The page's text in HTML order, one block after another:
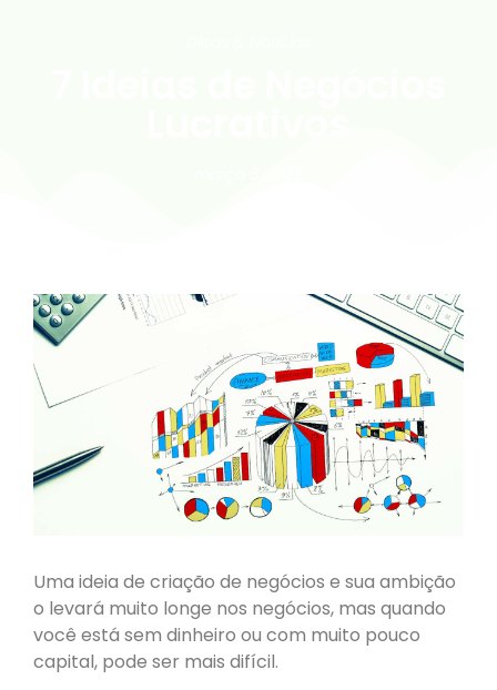
Uma ideia de criação de negócios e sua ambição
o levará muito longe nos negócios, mas quando
você está sem dinheiro ou com muito pouco
capital, pode ser mais difícil.